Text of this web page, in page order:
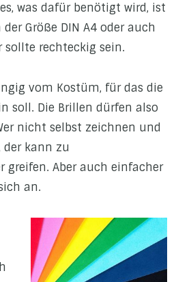
was dafür benötigt wird, ist
Größe DIN A4 oder auch
sollte rechteckig sein.
vom Kostüm, für das die
soll. Die Brillen dürfen also
nicht selbst zeichnen und
der kann zu
greifen. Aber auch einfacher
an.